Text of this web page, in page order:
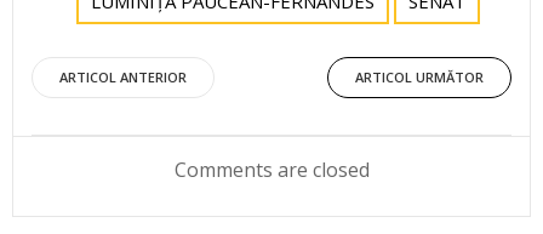
Post
navigation
ARTICOL ANTERIOR
Post
navigation
ARTICOL URMĂTOR
Comments are closed